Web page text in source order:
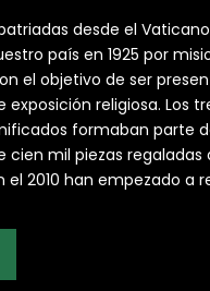
desde el
país en 1925 por
el objetivo de ser
religiosa. Los
formaban parte
cien mil piezas regaladas
2010 han empezado a